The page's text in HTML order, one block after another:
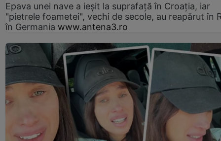
Epava unei nave a ieșit la suprafață în Croația, iar
"pietrele foametei", vechi de secole, au reapărut în
în Germania www.antena3.ro